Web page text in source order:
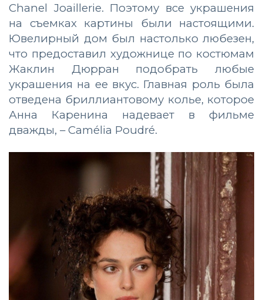
Chanel Joaillerie. Поэтому все украшения
на съемках картины были настоящими.
Ювелирный дом был настолько любезен,
что предоставил художнице по костюмам
Жаклин Дюрран подобрать любые
украшения на ее вкус. Главная роль была
отведена бриллиантовому колье, которое
Анна Каренина надевает в фильме
дважды, – Camélia Poudré.